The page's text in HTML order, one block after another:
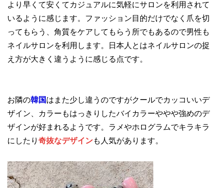
より早くて安くてカジュアルに気軽にサロンを利用されて
いるように感じます。ファッション目的だけでなく爪を切
ってもらう、角質をケアしてもらう所でもあるので男性も
ネイルサロンを利用します。日本人とはネイルサロンの捉
え方が大きく違うように感じる点です。
お隣の韓国はまた少し違うのですがクールでカッコいいデ
ザイン、カラーもはっきりしたバイカラーややや強めのデ
ザインが好まれるようです。ラメやホログラムでキラキラ
にしたり 奇抜なデザインも人気があります。